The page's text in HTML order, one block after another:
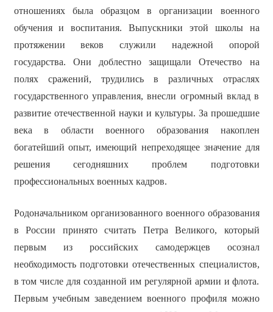
отношениях была образцом в организации военного
обучения и воспитания. Выпускники этой школы на
протяжении веков служили надежной опорой
государства. Они доблестно защищали Отечество на
полях сражений, трудились в различных отраслях
государственного управления, внесли огромный вклад в
развитие отечественной науки и культуры. За прошедшие
века в области военного образования накоплен
богатейший опыт, имеющий непреходящее значение для
решения сегодняшних проблем подготовки
профессиональных военных кадров.
Родоначальником организованного военного образования
в России принято считать Петра Великого, который
первым из российских самодержцев осознал
необходимость подготовки отечественных специалистов,
в том числе для созданной им регулярной армии и флота.
Первым учебным заведением военного профиля можно